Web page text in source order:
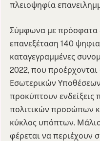
πλειοψηφία
Σύμφωνα με πρόσφατα
επανεξέταση 140
καταγεγραμμένες
2022, που
Εσωτερικών
προκύπτουν ενδείξεις
πολιτικών προσώπων
κύκλος υπόπτων.
φέρεται να περιέχουν